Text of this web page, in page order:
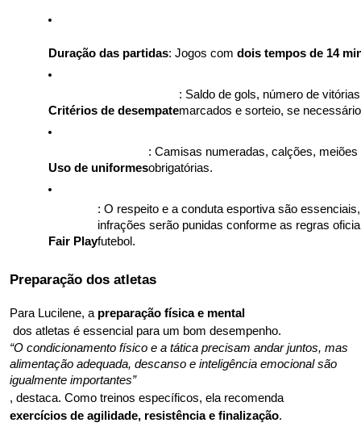
Duração das partidas: Jogos com dois tempos de 14
Critérios de desempate
: Saldo de gols, número de
marcados e sorteio, se
Uso de uniformes
: Camisas numeradas, calções, meiões
obrigatórias.
Fair Play
: O respeito e a conduta esportiva são
infrações serão punidas conforme as regras
futebol.
Preparação dos atletas
Para Lucilene, a preparação física e mental
dos atletas é essencial para um bom desempenho.
“O condicionamento físico e a tática precisam andar juntos, mas
alimentação adequada, descanso e inteligência emocional são
igualmente importantes”
, destaca. Como treinos específicos, ela recomenda
exercícios de agilidade, resistência e finalização.